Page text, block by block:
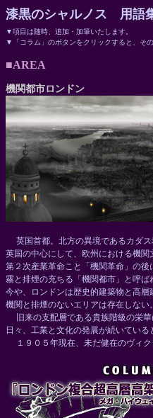
漆黒のシャルノス 用語
▼項目は随時、追加・加筆いたします。
▼「コラム」のボタンをクリックすると、そ
■AREA
機関都市ロンドン
英国首都。北方の異境であるカダス
英国の中心にして、欧州における機関
第２次産業革命こと「機関革命」の後
霧と排煙の充ちる「機関都市」と呼ば
今や、ロンドンは歴史的建築物と高層
機関と排煙のないエリアは存在しない。
旧来の支配層である貴族階級の栄華
日々、工業と文化の発展が続いている
１９０５年現在、未だ健在のヴィク